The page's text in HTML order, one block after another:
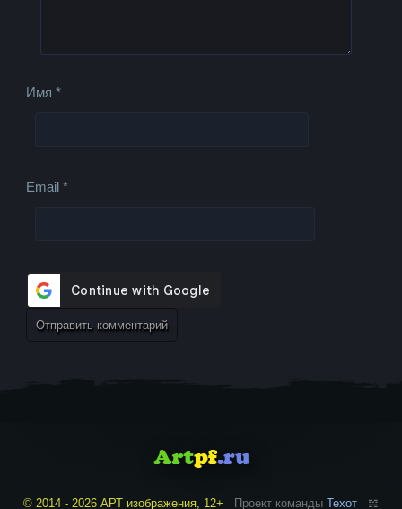
Имя*
Email*
© 2014 - 2026 АРТ изображения, 12+ Проект команды Техот 𝌴